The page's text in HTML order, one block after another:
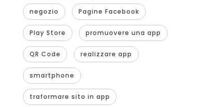
negozio Pagine Facebook
Play Store promuovere una app
QR Code realizzare app
smartphone
traformare sito in app